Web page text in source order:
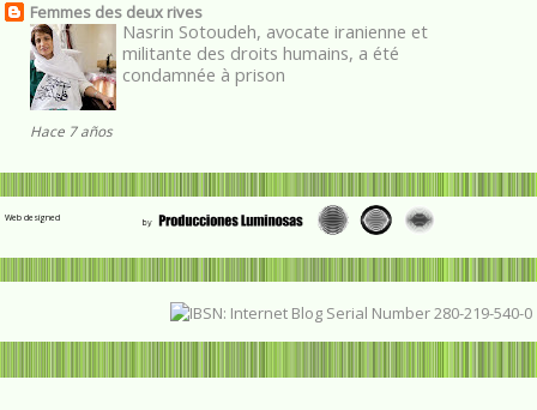
Femmes des deux rives
Nasrin Sotoudeh, avocate iranienne et
militante des droits humains, a été
condamnée à prison
Hace 7 años
Web designed